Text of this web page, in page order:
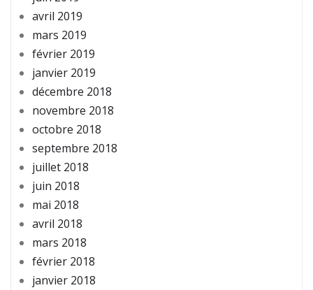
avril 2019
mars 2019
février 2019
janvier 2019
décembre 2018
novembre 2018
octobre 2018
septembre 2018
juillet 2018
juin 2018
mai 2018
avril 2018
mars 2018
février 2018
janvier 2018